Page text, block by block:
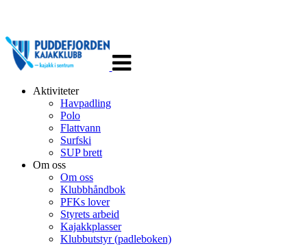
navigasjon
Aktiviteter
Havpadling
Polo
Flattvann
Surfski
SUP brett
Om oss
Om oss
Klubbhåndbok
PFKs lover
Styrets arbeid
Kajakkplasser
Klubbutstyr (padleboken)